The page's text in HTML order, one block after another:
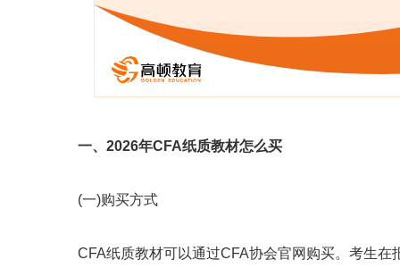
一、2026年CFA纸质教材怎么买
(一)购买方式
CFA纸质教材可以通过CFA协会官网购买。考生在